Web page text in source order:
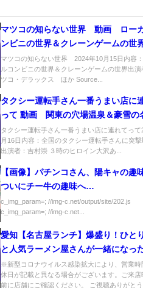
マツコの知らない世界 動画 ロー
ンビニの世界＆クレーンゲームの
月15日
マツコの知らない世界 2024年10月15日内容
ルコンビニの世界＆クレーンゲームの世界出演
ツコ・デラックス ほか Source...
タクシー運転手さん一番うまい店に
って 動画 関東の穴場温泉＆豪雪の
湯 2月16日
タクシー運転手さん一番うまい店に連れてって
月16日内容：全国のタクシー運転手さんに突
出演者：吉村崇 ３時のヒロイン大沢あ...
【画像】パチンコさん、陽キャの趣
ついにチー牛の趣味へ…
c_img_param=; //img-c.net/output/site/202.js
c_img_param=; //img-c.net...
愛知【名古屋ランチ】爆盛り！ひと
と人気ラーメン屋さんが一緒になっ
店！焼肉イーネ！【Japan aichi
yakiniku lunchi food】
※新型コロナウイルス感染拡大により、営業時
休日が記載と異なる場合がございます。ご来店
前に店舗にご確認ください。 ご視聴ありがと